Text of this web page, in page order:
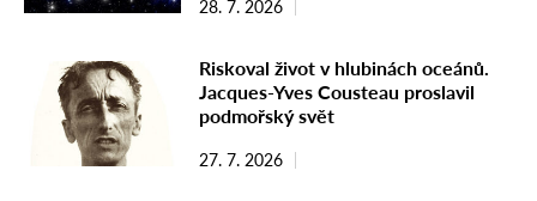
28. 7. 2026
Riskoval život v hlubinách oceánů.
Jacques-Yves Cousteau proslavil
podmořský svět
27. 7. 2026